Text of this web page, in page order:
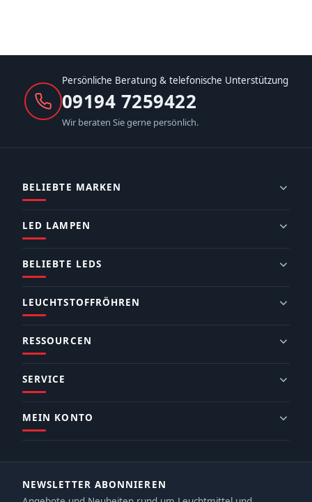
Persönliche Beratung & telefonische Unterstützung
09194 7259422
Wir beraten Sie gerne persönlich.
BELIEBTE MARKEN
LED LAMPEN
BELIEBTE LEDS
LEUCHTSTOFFRÖHREN
RESSOURCEN
SERVICE
MEIN KONTO
NEWSLETTER ABONNIEREN